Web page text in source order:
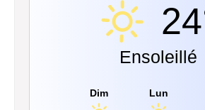
Ensoleillé
Dim Lun